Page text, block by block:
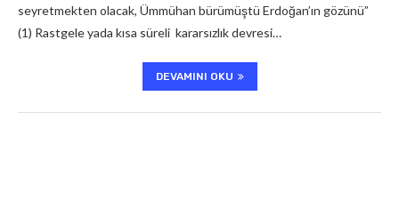
seyretmekten olacak, Ümmühan bürümüştü Erdoğan’ın gözünü”
(1) Rastgele yada kısa süreli kararsızlık devresi…
DEVAMINI OKU